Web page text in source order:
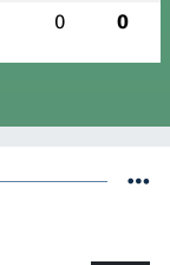
0 0